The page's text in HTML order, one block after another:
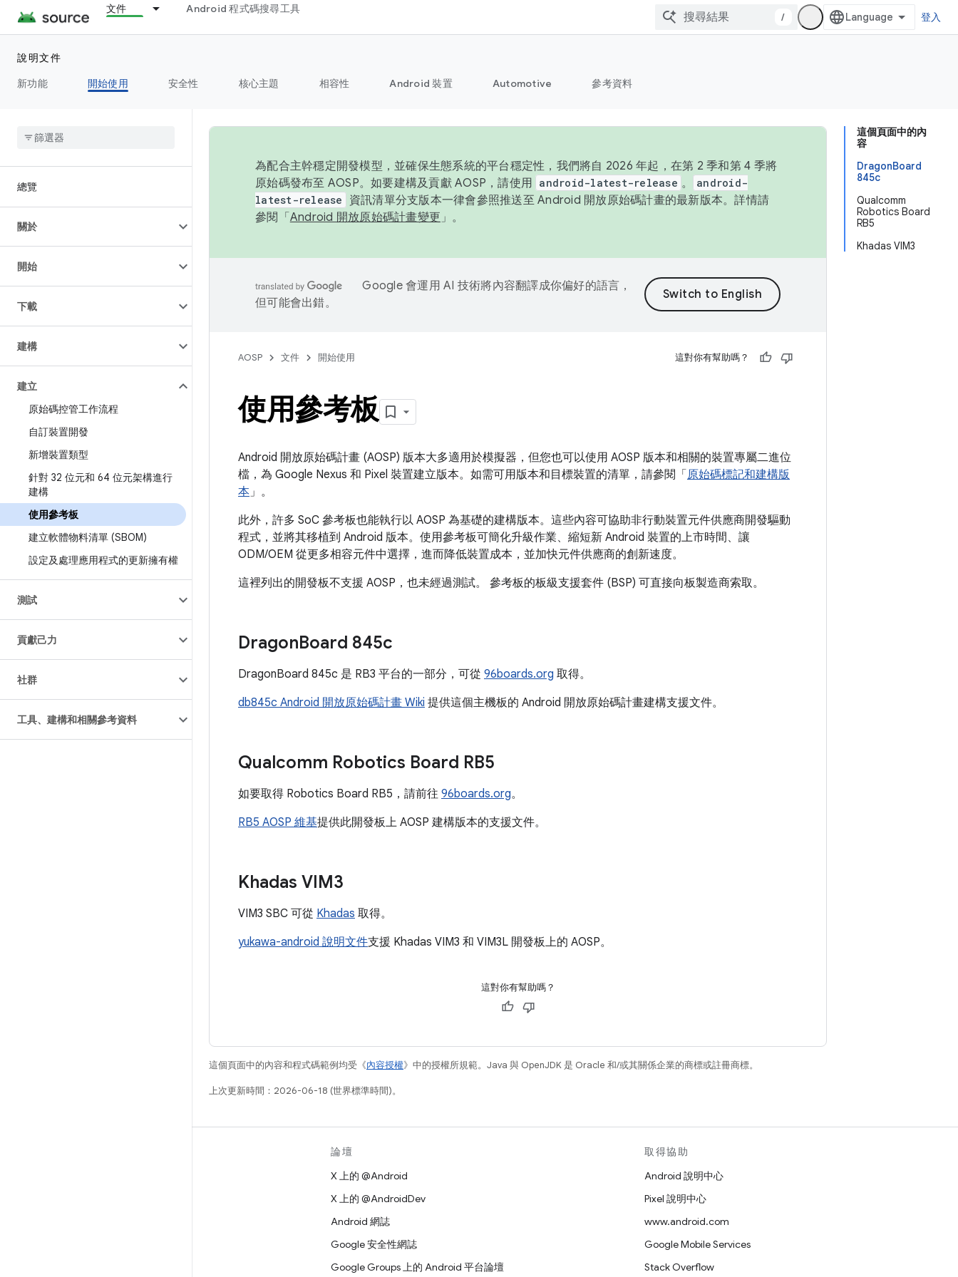
文件 Android 程式碼搜尋工具
/ 登入
說明文件
新功能
開始使用 安全性 核心主題 相容性 Android 裝置 Automotive 參考資料
總覽
關於
開始
下載
建構
建立
原始碼控管工作流程
自訂裝置開發
新增裝置類型
針對 32 位元和 64 位元架構進行
建構
使用參考板
建立軟體物料清單 (SBOM)
設定及處理應用程式的更新擁有權
測試
貢獻己力
社群
工具、建構和相關參考資料
這個頁面中的內
容
DragonBoard
845c
Qualcomm
Robotics Board
RB5
Khadas VIM3
為配合主幹穩定開發模型，並確保生態系統的平台穩定性，我們將自 2026 年起，在第 2 季和第 4 季將
原始碼發布至 AOSP。如要建構及貢獻 AOSP，請使用 android-latest-release 。
android-
latest-release
資訊清單分支版本一律會參照推送至 Android 開放原始碼計畫的最新版本。詳情請
參閱「 Android 開放原始碼計畫變更 」。
Google 會運用 AI 技術將內容翻譯成你偏好的語言，
但可能會出錯。
AOSP 文件 開始使用 這對你有幫助嗎？
使用參考板
Android 開放原始碼計畫 (AOSP) 版本大多適用於模擬器，但您也可以使用 AOSP 版本和相關的裝置專屬二進位
檔，為 Google Nexus 和 Pixel 裝置建立版本。如需可用版本和目標裝置的清單，請參閱「 原始碼標記和建構版
本」。
此外，許多 SoC 參考板也能執行以 AOSP 為基礎的建構版本。這些內容可協助非行動裝置元件供應商開發驅動
程式，並將其移植到 Android 版本。使用參考板可簡化升級作業、縮短新 Android 裝置的上市時間、讓
ODM/OEM 從更多相容元件中選擇，進而降低裝置成本，並加快元件供應商的創新速度。
這裡列出的開發板不支援 AOSP，也未經過測試。 參考板的板級支援套件 (BSP) 可直接向板製造商索取。
DragonBoard 845c
DragonBoard 845c 是 RB3 平台的一部分，可從 96boards.org 取得。
db845c Android 開放原始碼計畫 Wiki 提供這個主機板的 Android 開放原始碼計畫建構支援文件。
Qualcomm Robotics Board RB5
如要取得 Robotics Board RB5，請前往 96boards.org。
RB5 AOSP 維基提供此開發板上 AOSP 建構版本的支援文件。
Khadas VIM3
VIM3 SBC 可從 Khadas 取得。
yukawa-android 說明文件支援 Khadas VIM3 和 VIM3L 開發板上的 AOSP。
這對你有幫助嗎？
這個頁面中的內容和程式碼範例均受《內容授權》中的授權所規範。Java 與 OpenJDK 是 Oracle 和/或其關係企業的商標或註冊商標。
上次更新時間：2026-06-18 (世界標準時間)。
論壇
X 上的 @Android
X 上的 @AndroidDev
Android 網誌
Google 安全性網誌
Google Groups 上的 Android 平台論壇
取得協助
Android 說明中心
Pixel 說明中心
www.android.com
Google Mobile Services
Stack Overflow